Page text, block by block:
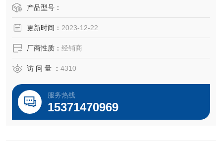
描述
I 型胶原酶从溶组织梭菌制备，用于细胞和组织的解离。
I 型胶原酶可应用于如下组织制备细胞：
产品型号：
更新时间： 2023-12-22
厂商性质： 经销商
访 问 量 ： 4310
服务热线
15371470969